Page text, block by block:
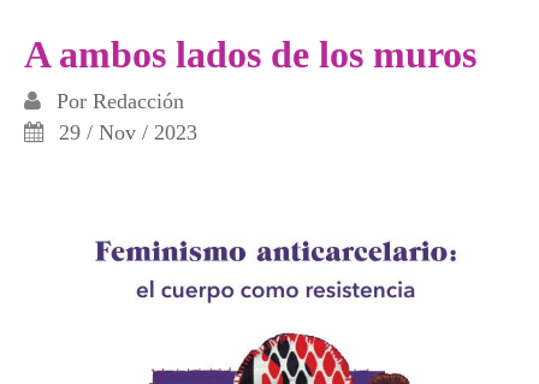
capitalismo»
A ambos lados de los muros
Por Redacción
29 / Nov / 2023